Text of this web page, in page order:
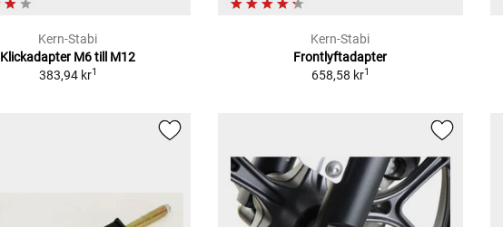
Kern-Stabi
Klickadapter M6 till M12
383,94 kr1
Kern-Stabi
Frontlyftadapter
658,58 kr1